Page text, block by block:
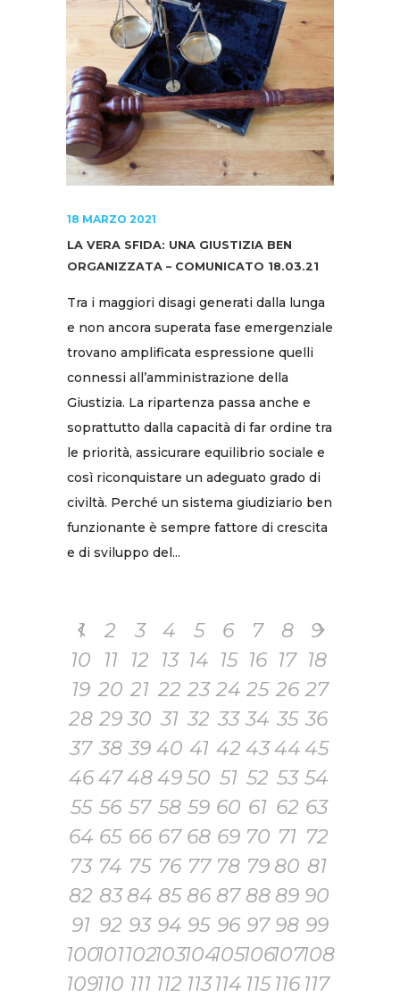
18 MARZO 2021
LA VERA SFIDA: UNA GIUSTIZIA BEN
ORGANIZZATA – COMUNICATO 18.03.21
Tra i maggiori disagi generati dalla lunga
e non ancora superata fase emergenziale
trovano amplificata espressione quelli
connessi all’amministrazione della
Giustizia. La ripartenza passa anche e
soprattutto dalla capacità di far ordine tra
le priorità, assicurare equilibrio sociale e
così riconquistare un adeguato grado di
civiltà. Perché un sistema giudiziario ben
funzionante è sempre fattore di crescita
e di sviluppo del...
1 2 3 4 5 6 7 8
9
10
11 12 13 14 15 16 17 18
19 20 21 22 23 24 25 26 27
28 29 30 31 32 33 34 35 36
37 38 39 40 41 42 434445
46 474849 50 51 52 53 54
55 56 57 58 59 60 61 62 63
64 65 66 67 68 69 70 71 72
73 74 75 76 77 78 79 80 81
82 83 84 85 86 87 88 89 90
91 92 93 94 95 96 97 98 99
100101102103104105106107108
109110 111 112 113 114 115 116 117